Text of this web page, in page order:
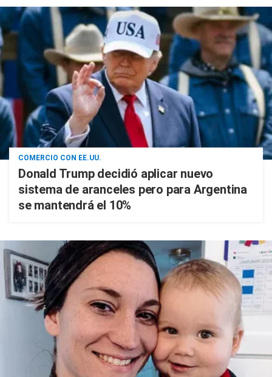
COMERCIO CON EE.UU.
Donald Trump decidió aplicar nuevo
sistema de aranceles pero para Argentina
se mantendrá el 10%